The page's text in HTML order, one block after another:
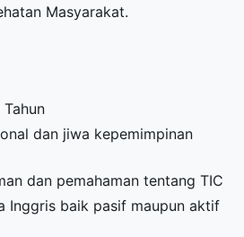
Masyarakat.
dan jiwa kepemimpinan
dan pemahaman tentang TIC
Inggris baik pasif maupun aktif